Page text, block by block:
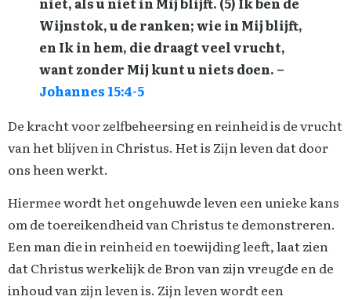
Wijnstok, u de ranken; wie in Mij blijft,
en Ik in hem, die draagt veel vrucht,
want zonder Mij kunt u niets doen. –
Johannes 15:4-5
De kracht voor zelfbeheersing en reinheid is de vrucht
van het blijven in Christus. Het is Zijn leven dat door
ons heen werkt.
Hiermee wordt het ongehuwde leven een unieke kans
om de toereikendheid van Christus te demonstreren.
Een man die in reinheid en toewijding leeft, laat zien
dat Christus werkelijk de Bron van zijn vreugde en de
inhoud van zijn leven is. Zijn leven wordt een